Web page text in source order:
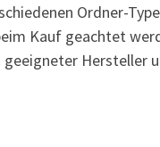
Ordner-
Kauf geachtet
Hersteller